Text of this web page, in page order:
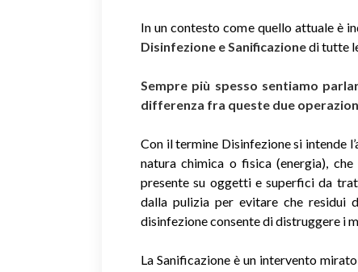
In un contesto come quello attuale è
Disinfezione e Sanificazionedi tutte
Sempre più spesso sentiamo
differenza fra queste due
Con il termine Disinfezione si intende
natura chimica o fisica (energia),
presente su oggetti e superfici da
dalla pulizia per evitare che residui
disinfezione consente di distruggere i
La Sanificazione è un intervento